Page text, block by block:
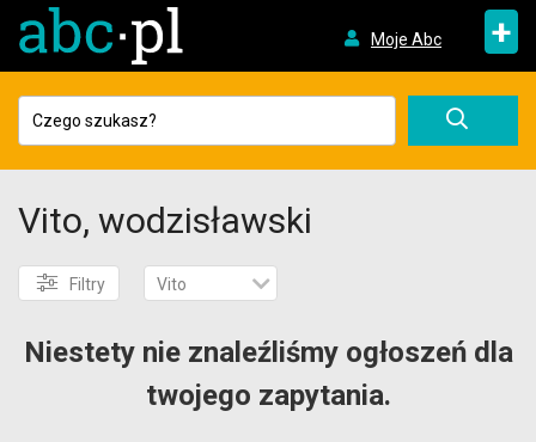
Moje Abc +
Vito, wodzisławski
Filtry Vito
Niestety nie znaleźliśmy ogłoszeń dla
twojego zapytania.